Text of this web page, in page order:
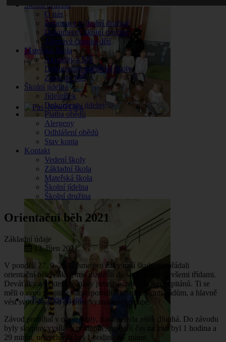
Školní družina
O nás
Informace o školní družině
Dokumenty školní družiny
Zájmová činnost dětí
Mateřská škola
Aktuality z MŠ
Dokumenty mateřské školy
Zápis do MŠ
Školní jídelna
Jídelníček
Dokumenty jídelny
Platba obědů
Alergeny
Odhlášení obědů
Stav konta
Kontakt
Vedení školy
Základní škola
Mateřská škola
Školní jídelna
Školní družina
Orientační běh 2021
Základní údaje
13. říjen 2021
V pondělí 27. 9. 2021 jsme pro žáky naší školy uspořádali
orientační běh. Žáky jsme rozdělili do skupin napříč všemi třídami.
Deváťáky a některé osmáky jsme pasovali do rolí kapitánů. Ti se
měli o svou skupinu starat, pomáhat mladším kamarádům, a hlavně
vést svou skupinu po trase vyznačené v mapě.
Závod probíhal v okolí školy, trasa nebyla nijak dlouhá. Do závodu
byly skupiny vysílány postupně, nejdelší čas na trati byl 1 hodina a
29 minut, nejrychlejší byl 1 hodina a 7 minut.